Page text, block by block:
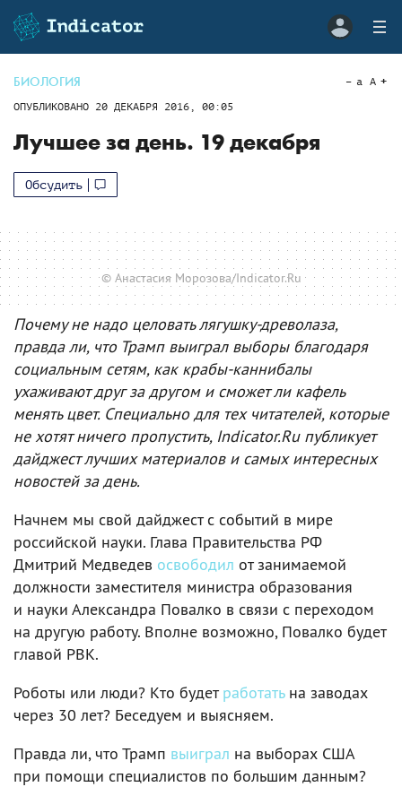
БИОЛОГИЯ
ОПУБЛИКОВАНО 20 ДЕКАБРЯ 2016, 00:05
a A
Лучшее за день. 19 декабря
Обсудить
© Анастасия Морозова/Indicator.Ru
Почему не надо целовать лягушку‑древолаза,
правда ли, что Трамп выиграл выборы благодаря
социальным сетям, как крабы‑каннибалы
ухаживают друг за другом и сможет ли кафель
менять цвет. Специально для тех читателей, которые
не хотят ничего пропустить, Indicator.Ru публикует
дайджест лучших материалов и самых интересных
новостей за день.
Начнем мы свой дайджест с событий в мире
российской науки. Глава Правительства РФ
Дмитрий Медведев освободил от занимаемой
должности заместителя министра образования
и науки Александра Повалко в связи с переходом
на другую работу. Вполне возможно, Повалко будет
главой РВК.
Роботы или люди? Кто будетработатьна заводах
через 30 лет? Беседуем и выясняем.
Правда ли, что Трамп выиграл на выборах США
при помощи специалистов по большим данным?